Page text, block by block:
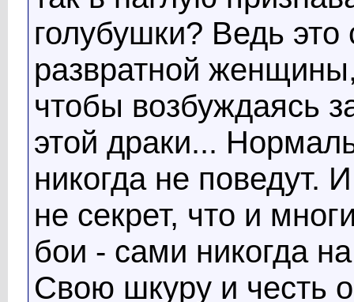
голубушки? Ведь
развратной
чтобы возбуждаясь
этой драки...
никогда не поведут.
не секрет, что и
бои - сами никогда
Свою шкуру и честь